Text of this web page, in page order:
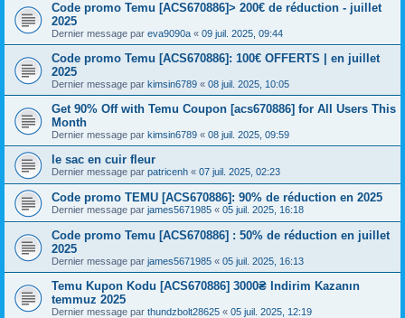
Code promo Temu [ACS670886]> 200€ de réduction - juillet
2025
Dernier message par eva9090a « 09 juil. 2025, 09:44
Code promo Temu [ACS670886]: 100€ OFFERTS | en juillet
2025
Dernier message par kimsin6789 « 08 juil. 2025, 10:05
Get 90% Off with Temu Coupon [acs670886] for All Users This
Month
Dernier message par kimsin6789 « 08 juil. 2025, 09:59
le sac en cuir fleur
Dernier message par patricenh « 07 juil. 2025, 02:23
Code promo TEMU [ACS670886]: 90% de réduction en 2025
Dernier message par james5671985 « 05 juil. 2025, 16:18
Code promo Temu [ACS670886] : 50% de réduction en juillet
2025
Dernier message par james5671985 « 05 juil. 2025, 16:13
Temu Kupon Kodu [ACS670886] 3000₴ Indirim Kazanın
temmuz 2025
Dernier message par thundzbolt28625 « 05 juil. 2025, 12:19